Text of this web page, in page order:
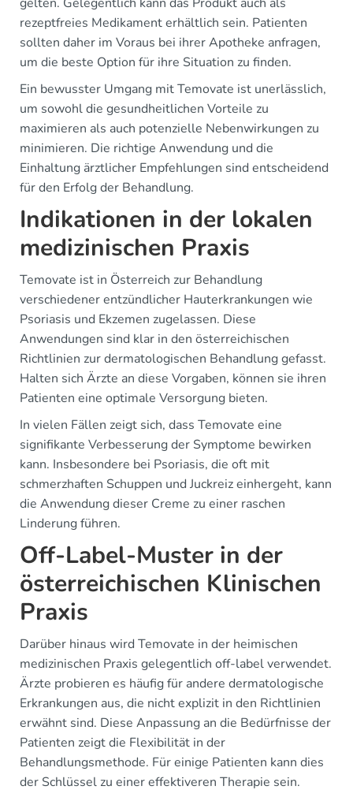
rezeptfreies Medikament erhältlich sein. Patienten
sollten daher im Voraus bei ihrer Apotheke anfragen,
um die beste Option für ihre Situation zu finden.
Ein bewusster Umgang mit Temovate ist unerlässlich,
um sowohl die gesundheitlichen Vorteile zu
maximieren als auch potenzielle Nebenwirkungen zu
minimieren. Die richtige Anwendung und die
Einhaltung ärztlicher Empfehlungen sind entscheidend
für den Erfolg der Behandlung.
Indikationen in der lokalen
medizinischen Praxis
Temovate ist in Österreich zur Behandlung
verschiedener entzündlicher Hauterkrankungen wie
Psoriasis und Ekzemen zugelassen. Diese
Anwendungen sind klar in den österreichischen
Richtlinien zur dermatologischen Behandlung gefasst.
Halten sich Ärzte an diese Vorgaben, können sie ihren
Patienten eine optimale Versorgung bieten.
In vielen Fällen zeigt sich, dass Temovate eine
signifikante Verbesserung der Symptome bewirken
kann. Insbesondere bei Psoriasis, die oft mit
schmerzhaften Schuppen und Juckreiz einhergeht, kann
die Anwendung dieser Creme zu einer raschen
Linderung führen.
Off-Label-Muster in der
österreichischen Klinischen
Praxis
Darüber hinaus wird Temovate in der heimischen
medizinischen Praxis gelegentlich off-label verwendet.
Ärzte probieren es häufig für andere dermatologische
Erkrankungen aus, die nicht explizit in den Richtlinien
erwähnt sind. Diese Anpassung an die Bedürfnisse der
Patienten zeigt die Flexibilität in der
Behandlungsmethode. Für einige Patienten kann dies
der Schlüssel zu einer effektiveren Therapie sein.